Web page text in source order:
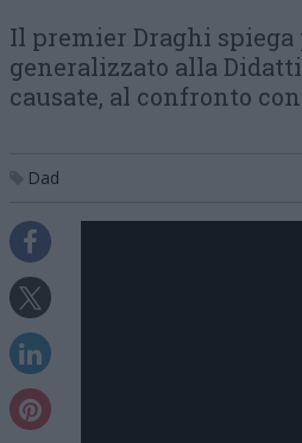
Il premier Draghi
generalizzato alla
causate, al confronto
Dad